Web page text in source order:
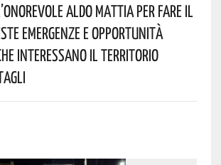
Aldo Mattia Per Fare Il
Emergenze E Opportunità
Interessano Il Territorio